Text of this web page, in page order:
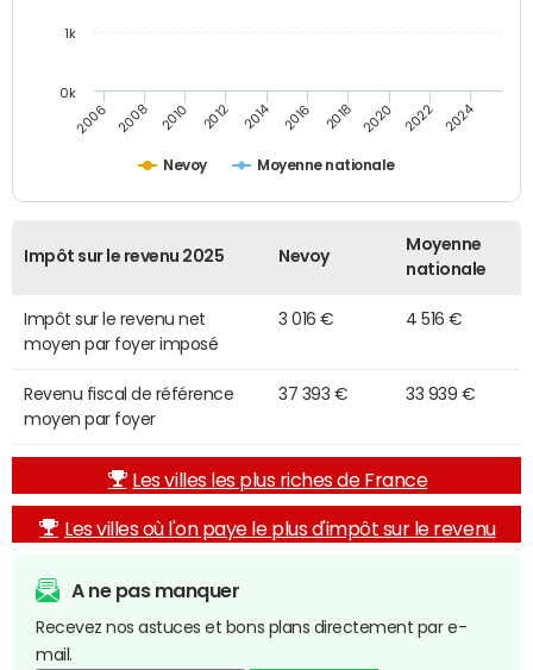
Nevoy Moyenne nationale
2006 2008 2010 2012 2014 2016 2018 2020 2022 2024
0k
1k
Impôt sur le revenu 2025 Nevoy
Moyenne
nationale
Impôt sur le revenu net
moyen par foyer imposé
3 016 € 4 516 €
Revenu fiscal de référence
moyen par foyer
37 393 € 33 939 €
Les villes les plus riches de France
Les villes où l'on paye le plus d'impôt sur le revenu
A ne pas manquer
Recevez nos astuces et bons plans directement par e-
mail.